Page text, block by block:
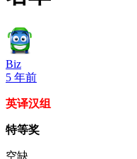
Biz
5 年前
英译汉组
特等奖
空缺